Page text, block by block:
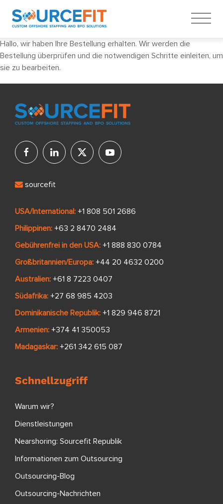
Hallo, wir haben Ihre Bestellung erhalten. Wir werden die
Bestellung überprüfen und die notwendigen Schritte einleiten, um
sie zu bearbeiten.
sourcefit
USA/International: +1 808 501 2686
Philippinen: +63 2 8470 2484
Gebührenfrei in den USA: +1 888 830 0784
Großbritannien/Europa: +44 20 4632 0200
Australien: +61 8 7223 0407
Südafrika: +27 68 985 4203
Dominikanische Republik: +1 829 946 8721
Armenien: +374 41 350053
Madagaskar: +261 342 615 087
Schnellzugriff
Warum wir?
Dienstleistungen
Nearshoring: Sourcefit Republik
Informationen zum Outsourcing
Outsourcing-Blog
Outsourcing-Nachrichten